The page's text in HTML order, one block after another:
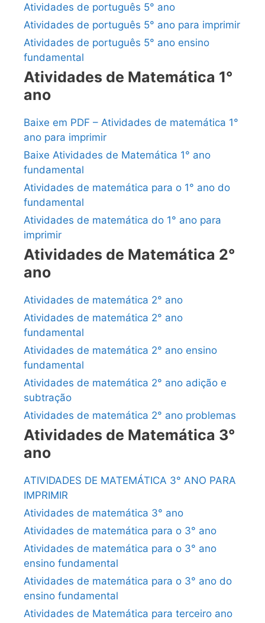
Atividades de português 5° ano
Atividades de português 5° ano para imprimir
Atividades de português 5° ano ensino
fundamental
Atividades de Matemática 1°
ano
Baixe em PDF – Atividades de matemática 1°
ano para imprimir
Baixe Atividades de Matemática 1° ano
fundamental
Atividades de matemática para o 1° ano do
fundamental
Atividades de matemática do 1° ano para
imprimir
Atividades de Matemática 2°
ano
Atividades de matemática 2° ano
Atividades de matemática 2° ano
fundamental
Atividades de matemática 2° ano ensino
fundamental
Atividades de matemática 2° ano adição e
subtração
Atividades de matemática 2° ano problemas
Atividades de Matemática 3°
ano
ATIVIDADES DE MATEMÁTICA 3° ANO PARA
IMPRIMIR
Atividades de matemática 3° ano
Atividades de matemática para o 3° ano
Atividades de matemática para o 3° ano
ensino fundamental
Atividades de matemática para o 3° ano do
ensino fundamental
Atividades de Matemática para terceiro ano